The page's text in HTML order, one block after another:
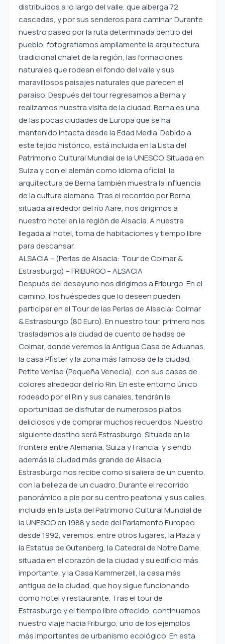
distribuidos a lo largo del valle, que alberga 72
cascadas, y por sus senderos para caminar. Durante
nuestro paseo por la ruta determinada dentro del
pueblo, fotografiamos ampliamente la arquitectura
tradicional chalet de la región, las formaciones
naturales que rodean el fondo del valle y sus
maravillosos paisajes naturales que parecen el
paraíso. Después del tour regresamos a Berna y
realizamos nuestra visita de la ciudad. Berna es una
de las pocas ciudades de Europa que se ha
mantenido intacta desde la Edad Media. Debido a
este tejido histórico, está incluida en la Lista del
Patrimonio Cultural Mundial de la UNESCO. Situada en
Suiza y con el alemán como idioma oficial, la
arquitectura de Berna también muestra la influencia
de la cultura alemana. Tras el recorrido por Berna,
situada alrededor del río Aare, nos dirigimos a
nuestro hotel en la región de Alsacia. A nuestra
llegada al hotel, toma de habitaciones y tiempo libre
para descansar.
ALSACIA – (Perlas de Alsacia: Tour de Colmar &
Estrasburgo) – FRIBURGO – ALSACIA
Después del desayuno nos dirigimos a Friburgo. En el
camino, los huéspedes que lo deseen pueden
participar en el Tour de las Perlas de Alsacia: Colmar
& Estrasburgo (80 Euro). En nuestro tour, primero nos
trasladamos a la ciudad de cuento de hadas de
Colmar, donde veremos la Antigua Casa de Aduanas,
la casa Pfister y la zona más famosa de la ciudad,
Petite Venise (Pequeña Venecia), con sus casas de
colores alrededor del río Rin. En este entorno único
rodeado por el Rin y sus canales, tendrán la
oportunidad de disfrutar de numerosos platos
deliciosos y de comprar muchos recuerdos. Nuestro
siguiente destino será Estrasburgo. Situada en la
frontera entre Alemania, Suiza y Francia, y siendo
además la ciudad más grande de Alsacia,
Estrasburgo nos recibe como si saliera de un cuento,
con la belleza de un cuadro. Durante el recorrido
panorámico a pie por su centro peatonal y sus calles,
incluida en la Lista del Patrimonio Cultural Mundial de
la UNESCO en 1988 y sede del Parlamento Europeo
desde 1992, veremos, entre otros lugares, la Plaza y
la Estatua de Gutenberg, la Catedral de Notre Dame,
situada en el corazón de la ciudad y su edificio más
importante, y la Casa Kammerzell, la casa más
antigua de la ciudad, que hoy sigue funcionando
como hotel y restaurante. Tras el tour de
Estrasburgo y el tiempo libre ofrecido, continuamos
nuestro viaje hacia Friburgo, uno de los ejemplos
más importantes de urbanismo ecológico. En esta